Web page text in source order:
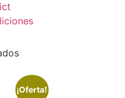
¡Oferta!